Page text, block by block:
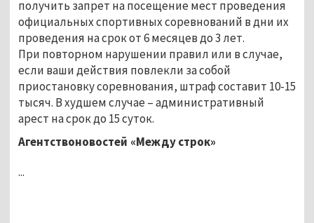
получить запрет на посещение мест проведения
официальных спортивных соревнований в дни их
проведения на срок от 6 месяцев до 3 лет.
При повторном нарушении правил или в случае,
если ваши действия повлекли за собой
приостановку соревнования, штраф составит 10-15
тысяч. В худшем случае – административный
арест на срок до 15 суток.
Агентствоновостей «Между строк»
...